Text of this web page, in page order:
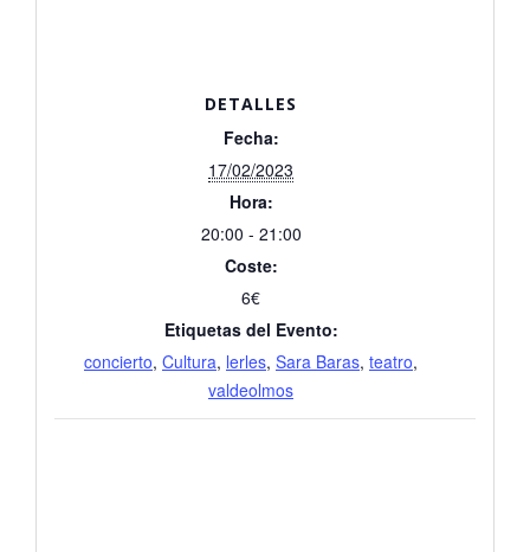
DETALLES
Fecha:
17/02/2023
Hora:
20:00 - 21:00
Coste:
6€
Etiquetas del Evento:
concierto, Cultura, lerles, Sara Baras, teatro,
valdeolmos